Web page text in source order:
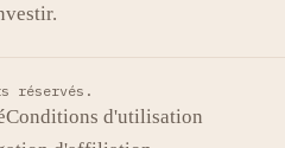
réservés.
Conditions d'utilisation